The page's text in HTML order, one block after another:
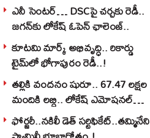
ఎనీ సెంటర్‌… DSCపై చర్చకు రెడీ..
జగన్‌కు లోకేష్‌ ఓపెన్ ఛాలెంజ్..
కూటమి మార్క్ అభివృద్ధి.. రికార్డు
టైమ్‌లో భోగాపురం రెడీ..!
తల్లికి వందనం షురూ.. 67.47 లక్షల
మందికి లబ్ధి.. లోకేష్‌ ఎమోషనల్
పోస్ట్‌.!
ఫోర్జరీ..నకిలీ డెత్ సర్టిఫికేట్..తమ్మినేని